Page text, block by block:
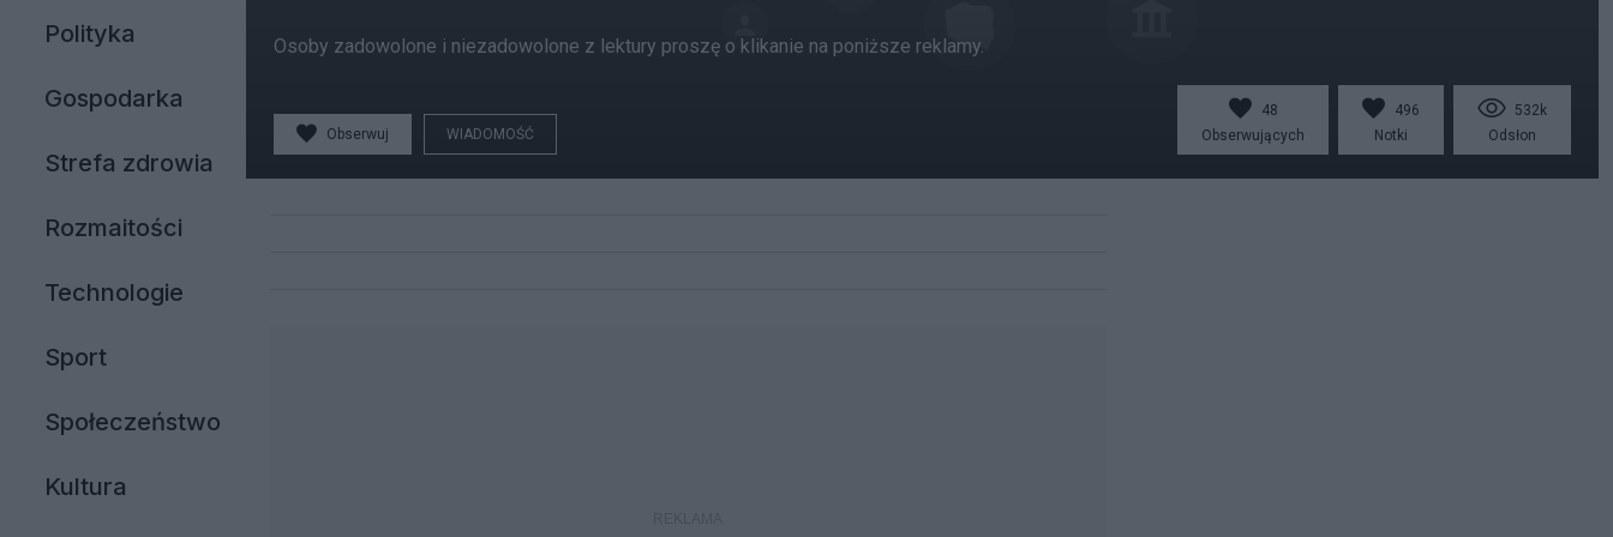
Polityka
Gospodarka
Strefa zdrowia
Rozmaitości
Technologie
Sport
Społeczeństwo
Kultura
Osoby zadowolone i niezadowolone z lektury proszę o klikanie na poniższe reklamy.
Obserwuj WIADOMOŚĆ
48
Obserwujących
496
Notki
532k
Odsłon